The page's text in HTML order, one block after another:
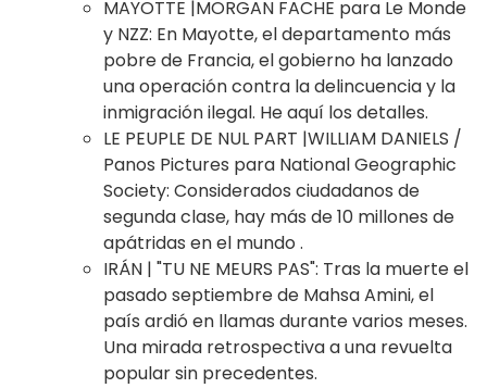
MAYOTTE |MORGAN FACHE para Le Monde
y NZZ: En Mayotte, el departamento más
pobre de Francia, el gobierno ha lanzado
una operación contra la delincuencia y la
inmigración ilegal. He aquí los detalles.
LE PEUPLE DE NUL PART |WILLIAM DANIELS /
Panos Pictures para National Geographic
Society: Considerados ciudadanos de
segunda clase, hay más de 10 millones de
apátridas en el mundo .
IRÁN | "TU NE MEURS PAS": Tras la muerte el
pasado septiembre de Mahsa Amini, el
país ardió en llamas durante varios meses.
Una mirada retrospectiva a una revuelta
popular sin precedentes.